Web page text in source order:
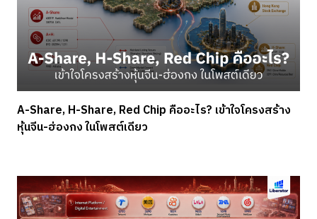
A-Share, H-Share, Red Chip คืออะไร? เข้าใจโครงสร้าง
หุ้นจีน-ฮ่องกง ในโพสต์เดียว